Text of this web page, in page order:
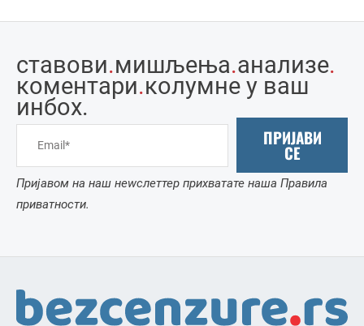
ставови.мишљења.анализе.
коментари.колумне у ваш
инбоx.
ПРИЈАВИ
СЕ
Пријавом на наш неwслеттер прихватате наша Правила
приватности.